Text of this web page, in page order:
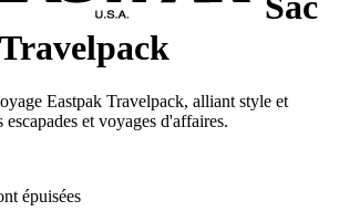
Eastpak Travelpack, alliant style et
et voyages d'affaires.
épuisées